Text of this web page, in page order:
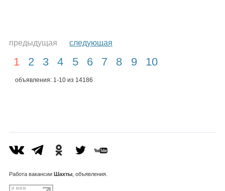
предыдущая следующая
1 2 3 4 5 6 7 8 9 10
объявления: 1-10 из 14186
Работа вакансии Шахты, объявления.